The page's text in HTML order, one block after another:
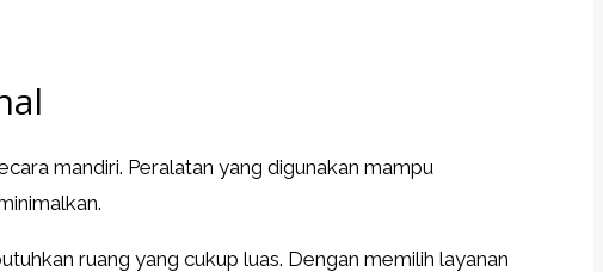
mandiri. Peralatan yang digunakan mampu
ruang yang cukup luas. Dengan memilih layanan